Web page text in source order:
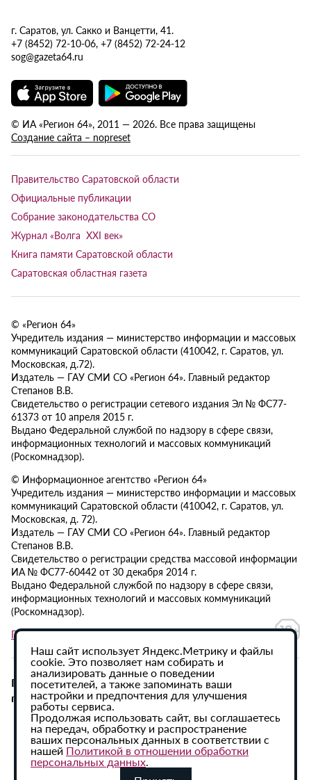
г. Саратов, ул. Сакко и Ванцетти, 41.
+7 (8452) 72-10-06, +7 (8452) 72-24-12
sog@gazeta64.ru
© ИА «Регион 64», 2011 — 2026. Все права защищены
Создание сайта – nopreset
Правительство Саратовской области
Официальные публикации
Собрание законодательства СО
Журнал «Волга XXI век»
Книга памяти Саратовской области
Саратовская областная газета
© «Регион 64»
Учредитель издания — министерство информации и массовых
коммуникаций Саратовской области (410042, г. Саратов, ул.
Московская, д.72).
Издатель — ГАУ СМИ СО «Регион 64». Главный редактор
Степанов В.В.
Свидетельство о регистрации сетевого издания Эл № ФС77-
61373 от 10 апреля 2015 г.
Выдано Федеральной службой по надзору в сфере связи,
информационных технологий и массовых коммуникаций
(Роскомнадзор).
© Информационное агентство «Регион 64»
Учредитель издания — министерство информации и массовых
коммуникаций Саратовской области (410042, г. Саратов, ул.
Московская, д. 72).
Издатель — ГАУ СМИ СО «Регион 64». Главный редактор
Степанов В.В.
Свидетельство о регистрации средства массовой информации
ИА № ФС77-60442 от 30 декабря 2014 г.
Выдано Федеральной службой по надзору в сфере связи,
информационных технологий и массовых коммуникаций
(Роскомнадзор).
Политика в отношении обработки персональных данных
При использовании материалов сайта активная
гиперссылка на ИА «Регион 64» обязательна.
Наш сайт использует Яндекс.Метрику и файлы
cookie. Это позволяет нам собирать и
анализировать данные о поведении
посетителей, а также запоминать ваши
настройки и предпочтения для улучшения
работы сервиса.
Продолжая использовать сайт, вы соглашаетесь
на передач, обработку и распространение
ваших персональных данных в соответствии с
нашей Политикой в отношении обработки
персональных данных.